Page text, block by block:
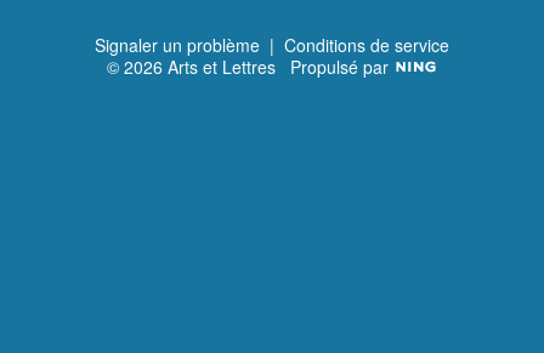
Signaler un problème | Conditions de service
© 2026 Arts et Lettres Propulsé par